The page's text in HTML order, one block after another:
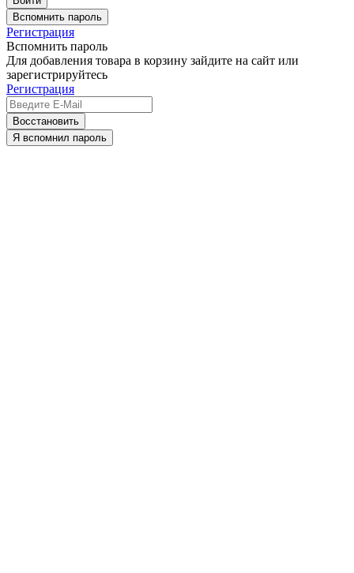
Вспомнить пароль
Регистрация
Вспомнить пароль
Для добавления товара в корзину зайдите на сайт или
зарегистрируйтесь
Регистрация
Восстановить
Я вспомнил пароль